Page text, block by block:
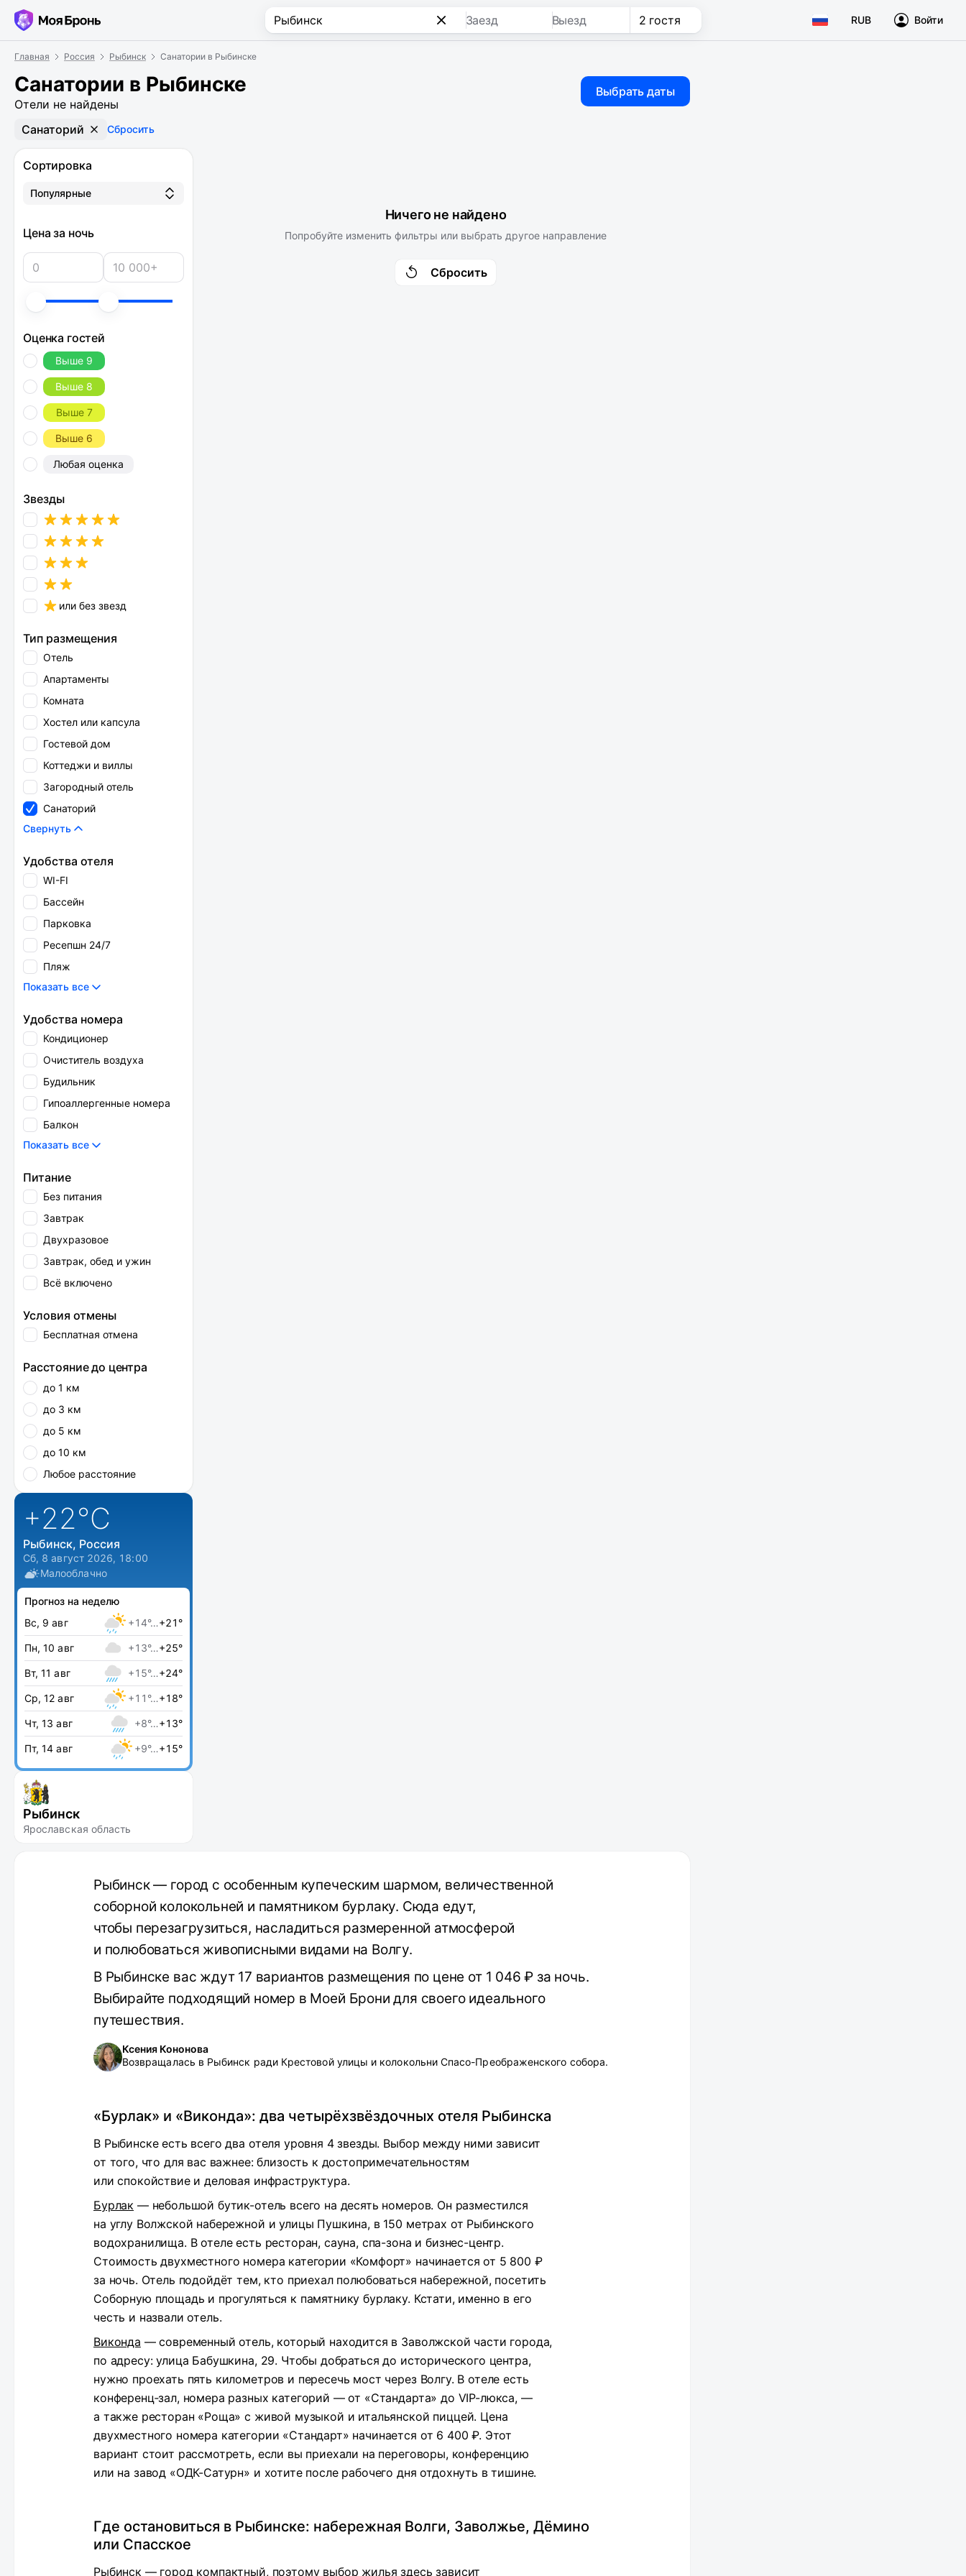
Заезд Выезд 2 гостя RUB Войти
Главная Россия Рыбинск Санатории в Рыбинске
Санатории в Рыбинске
Отели не найдены
Выбрать даты
Санаторий Сбросить
Сортировка
Популярные
Цена за ночь
Оценка гостей
Выше 9
Выше 8
Выше 7
Выше 6
Любая оценка
Звезды
или без звезд
Тип размещения
Отель
Апартаменты
Комната
Хостел или капсула
Гостевой дом
Коттеджи и виллы
Загородный отель
Санаторий
Свернуть
Удобства отеля
WI-FI
Бассейн
Парковка
Ресепшн 24/7
Пляж
Показать все
Удобства номера
Кондиционер
Очиститель воздуха
Будильник
Гипоаллергенные номера
Балкон
Показать все
Питание
Без питания
Завтрак
Двухразовое
Завтрак, обед и ужин
Всё включено
Условия отмены
Бесплатная отмена
Расстояние до центра
до 1 км
до 3 км
до 5 км
до 10 км
Любое расстояние
+22°C
Рыбинск, Россия
Сб, 8 август 2026, 18:00
Малооблачно
Прогноз на неделю
Вс, 9 авг
+14°…+21°
Пн, 10 авг +13°…+25°
Вт, 11 авг +15°…+24°
Ср, 12 авг +11°…+18°
Чт, 13 авг +8°…+13°
Пт, 14 авг +9°…+15°
Рыбинск
Ярославская область
Ничего не найдено
Попробуйте изменить фильтры или выбрать другое направление
Сбросить
Рыбинск — город с особенным купеческим шармом, величественной
соборной колокольней и памятником бурлаку. Сюда едут,
чтобы перезагрузиться, насладиться размеренной атмосферой
и полюбоваться живописными видами на Волгу.
В Рыбинске вас ждут 17 вариантов размещения по цене от 1 046 ₽ за ночь.
Выбирайте подходящий номер в Моей Брони для своего идеального
путешествия.
Ксения Кононова
Возвращалась в Рыбинск ради Крестовой улицы и колокольни Спасо-Преображенского собора.
«Бурлак» и «Виконда»: два четырёхзвёздочных отеля Рыбинска
В Рыбинске есть всего два отеля уровня 4 звезды. Выбор между ними зависит
от того, что для вас важнее: близость к достопримечательностям
или спокойствие и деловая инфраструктура.
Бурлак — небольшой бутик-отель всего на десять номеров. Он разместился
на углу Волжской набережной и улицы Пушкина, в 150 метрах от Рыбинского
водохранилища. В отеле есть ресторан, сауна, спа-зона и бизнес-центр.
Стоимость двухместного номера категории «Комфорт» начинается от 5 800 ₽
за ночь. Отель подойдёт тем, кто приехал полюбоваться набережной, посетить
Соборную площадь и прогуляться к памятнику бурлаку. Кстати, именно в его
честь и назвали отель.
Виконда — современный отель, который находится в Заволжской части города,
по адресу: улица Бабушкина, 29. Чтобы добраться до исторического центра,
нужно проехать пять километров и пересечь мост через Волгу. В отеле есть
конференц‑зал, номера разных категорий — от «Стандарта» до VIP-люкса, —
а также ресторан «Роща» с живой музыкой и итальянской пиццей. Цена
двухместного номера категории «Стандарт» начинается от 6 400 ₽. Этот
вариант стоит рассмотреть, если вы приехали на переговоры, конференцию
или на завод «ОДК-Сатурн» и хотите после рабочего дня отдохнуть в тишине.
Где остановиться в Рыбинске: набережная Волги, Заволжье, Дёмино
или Спасское
Рыбинск — город компактный, поэтому выбор жилья здесь зависит